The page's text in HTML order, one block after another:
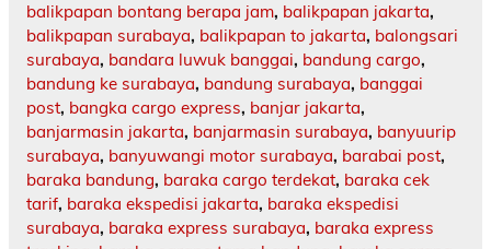
balikpapan bontang berapa jam, balikpapan jakarta,
balikpapan surabaya, balikpapan to jakarta, balongsari
surabaya, bandara luwuk banggai, bandung cargo,
bandung ke surabaya, bandung surabaya, banggai
post, bangka cargo express, banjar jakarta,
banjarmasin jakarta, banjarmasin surabaya, banyuurip
surabaya, banyuwangi motor surabaya, barabai post,
baraka bandung, baraka cargo terdekat, baraka cek
tarif, baraka ekspedisi jakarta, baraka ekspedisi
surabaya, baraka express surabaya, baraka express